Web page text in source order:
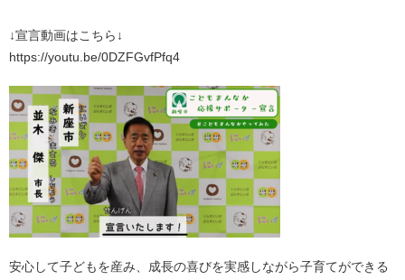
↓宣言動画はこちら↓
https://youtu.be/0DZFGvfPfq4
安心して子どもを産み、成長の喜びを実感しながら子育てができる